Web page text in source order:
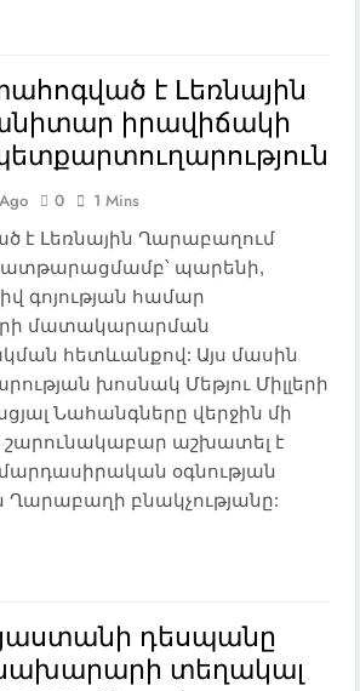
է Լեռնային
իրավիճակի
0 1 Mins
է Լեռնային Ղարաբաղում
պարենի,
գոյության համար
մատակարարման
հետևանքով: Այս մասին
խոսնակ Մեթյու Միլլերի
Նահանգները վերջին մի
աշխատել է
օգնության
բնակչությանը:
դեսպանը
տեղակալ